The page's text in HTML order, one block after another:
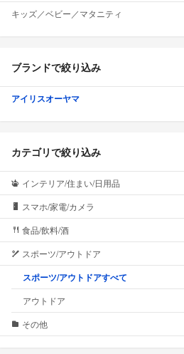
キッズ／ベビー／マタニティ
ブランドで絞り込み
アイリスオーヤマ
カテゴリで絞り込み
インテリア/住まい/日用品
スマホ/家電/カメラ
食品/飲料/酒
スポーツ/アウトドア
スポーツ/アウトドアすべて
アウトドア
その他